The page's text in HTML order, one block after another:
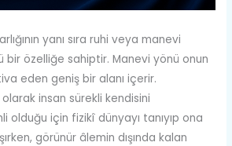
yanı sıra ruhi veya manevi
bir özelliğe sahiptir. Manevi yönü onun
eden geniş bir alanı içerir.
olarak insan sürekli kendisini
olduğu için fizikî dünyayı tanıyıp ona
görünür âlemin dışında kalan